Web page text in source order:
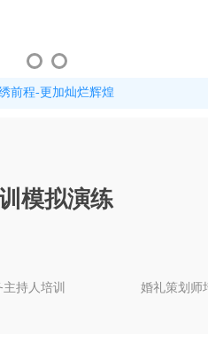
前程-更加灿烂辉煌
模拟演练
主持人培训 婚礼策划师